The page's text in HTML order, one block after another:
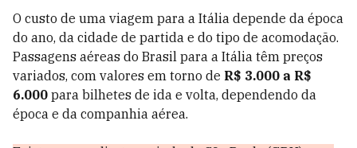
O custo de uma viagem para a Itália depende da época
do ano, da cidade de partida e do tipo de acomodação.
Passagens aéreas do Brasil para a Itália têm preços
variados, com valores em torno de R$ 3.000 a R$
6.000 para bilhetes de ida e volta, dependendo da
época e da companhia aérea.